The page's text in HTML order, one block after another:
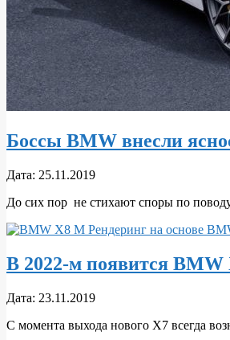
Боссы BMW внесли
2019-
25
Дата: 25.11.2019
До сих пор не стихают споры по
В 2022-м появится BMW
2019-
23
Дата: 23.11.2019
С момента выхода нового X7 всегда